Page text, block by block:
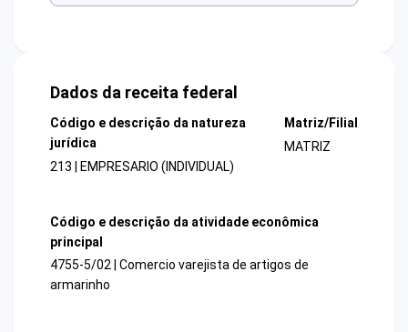
Dados da receita federal
Código e descrição da natureza
jurídica
213 | EMPRESARIO (INDIVIDUAL)
Matriz/Filial
MATRIZ
Código e descrição da atividade econômica
principal
4755-5/02 | Comercio varejista de artigos de
armarinho